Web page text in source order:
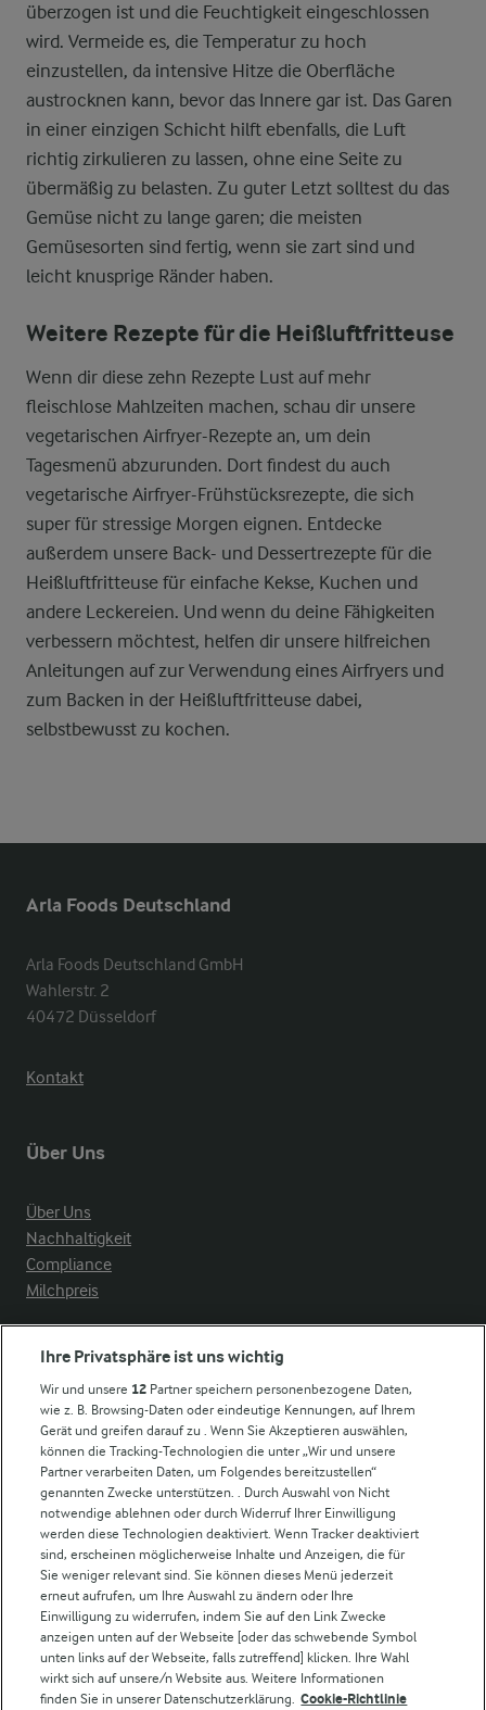
überzogen ist und die Feuchtigkeit eingeschlossen
wird. Vermeide es, die Temperatur zu hoch
einzustellen, da intensive Hitze die Oberfläche
austrocknen kann, bevor das Innere gar ist. Das Garen
in einer einzigen Schicht hilft ebenfalls, die Luft
richtig zirkulieren zu lassen, ohne eine Seite zu
übermäßig zu belasten. Zu guter Letzt solltest du das
Gemüse nicht zu lange garen; die meisten
Gemüsesorten sind fertig, wenn sie zart sind und
leicht knusprige Ränder haben.
Weitere Rezepte für die Heißluftfritteuse
Wenn dir diese zehn Rezepte Lust auf mehr
fleischlose Mahlzeiten machen, schau dir unsere
vegetarischen Airfryer-Rezepte an, um dein
Tagesmenü abzurunden. Dort findest du auch
vegetarische Airfryer-Frühstücksrezepte, die sich
super für stressige Morgen eignen. Entdecke
außerdem unsere Back- und Dessertrezepte für die
Heißluftfritteuse für einfache Kekse, Kuchen und
andere Leckereien. Und wenn du deine Fähigkeiten
verbessern möchtest, helfen dir unsere hilfreichen
Anleitungen auf zur Verwendung eines Airfryers und
zum Backen in der Heißluftfritteuse dabei,
selbstbewusst zu kochen.
Arla Foods Deutschland
Arla Foods Deutschland GmbH
Wahlerstr. 2
40472 Düsseldorf
Kontakt
Über Uns
Über Uns
Nachhaltigkeit
Compliance
Milchpreis
Weitere Arla Websites
Castello
Lurpak
Arla Pro
Für unsere Landwirt:innen
Folge uns!
Ihre Privatsphäre ist uns wichtig
Wir und unsere 12 Partner speichern personenbezogene Daten,
wie z. B. Browsing-Daten oder eindeutige Kennungen, auf Ihrem
Gerät und greifen darauf zu . Wenn Sie Akzeptieren auswählen,
können die Tracking-Technologien die unter „Wir und unsere
Partner verarbeiten Daten, um Folgendes bereitzustellen“
genannten Zwecke unterstützen. . Durch Auswahl von Nicht
notwendige ablehnen oder durch Widerruf Ihrer Einwilligung
werden diese Technologien deaktiviert. Wenn Tracker deaktiviert
sind, erscheinen möglicherweise Inhalte und Anzeigen, die für
Sie weniger relevant sind. Sie können dieses Menü jederzeit
erneut aufrufen, um Ihre Auswahl zu ändern oder Ihre
Einwilligung zu widerrufen, indem Sie auf den Link Zwecke
anzeigen unten auf der Webseite [oder das schwebende Symbol
unten links auf der Webseite, falls zutreffend] klicken. Ihre Wahl
wirkt sich auf unsere/n Website aus. Weitere Informationen
finden Sie in unserer Datenschutzerklärung. Cookie-Richtlinie